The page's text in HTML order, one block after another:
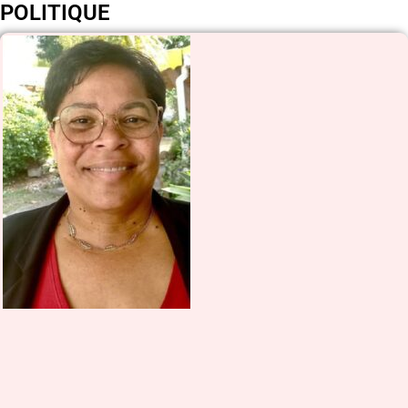
POLITIQUE